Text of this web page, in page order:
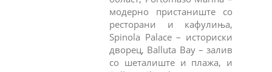
модерно пристаниште со
ресторани и кафулиња,
Spinola Palace – историски
дворец, Balluta Bay – залив
со шеталиште и плажа, и